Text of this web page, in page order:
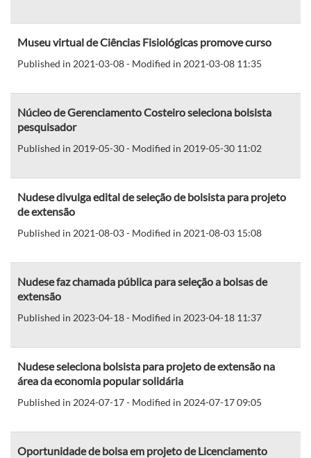
Museu virtual de Ciências Fisiológicas promove curso
Published in 2021-03-08 - Modified in 2021-03-08 11:35
Núcleo de Gerenciamento Costeiro seleciona bolsista
pesquisador
Published in 2019-05-30 - Modified in 2019-05-30 11:02
Nudese divulga edital de seleção de bolsista para projeto
de extensão
Published in 2021-08-03 - Modified in 2021-08-03 15:08
Nudese faz chamada pública para seleção a bolsas de
extensão
Published in 2023-04-18 - Modified in 2023-04-18 11:37
Nudese seleciona bolsista para projeto de extensão na
área da economia popular solidária
Published in 2024-07-17 - Modified in 2024-07-17 09:05
Oportunidade de bolsa em projeto de Licenciamento